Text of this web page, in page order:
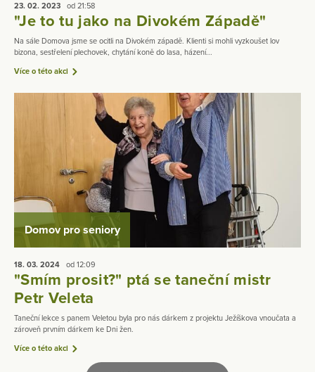
23. 02. 2023 od 21:58
"Je to tu jako na Divokém Západě"
Na sále Domova jsme se ocitli na Divokém západě. Klienti si mohli vyzkoušet lov
bizona, sestřelení plechovek, chytání koně do lasa, házení...
Více o této akci
Domov pro seniory
18. 03. 2024 od 12:09
"Smím prosit?" ptá se taneční mistr
Petr Veleta
Taneční lekce s panem Veletou byla pro nás dárkem z projektu Ježíškova vnoučata a
zároveň prvním dárkem ke Dni žen.
Více o této akci